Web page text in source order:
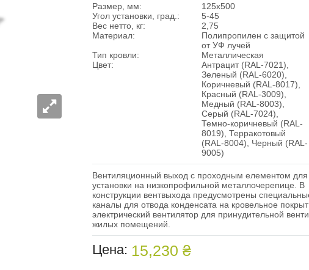
Размер, мм:
125х500
Угол установки, град.:
5-45
Вес нетто, кг:
2,75
Материал:
Полипропилен с защитой
от УФ лучей
Тип кровли:
Металлическая
Цвет:
Антрацит (RAL-7021),
Зеленый (RAL-6020),
Коричневый (RAL-8017),
Красный (RAL-3009),
Медный (RAL-8003),
Серый (RAL-7024),
Темно-коричневый (RAL-
8019), Терракотовый
(RAL-8004), Черный (RAL-
9005)
Вентиляционный выход с проходным елементом для
установки на низкопрофильной металлочерепице. В
конструкции вентвыхода предусмотрены
каналы для отвода конденсата на кровельное
электрический вентилятор для принудительной
жилых помещений.
Цена: 15,230 ₴